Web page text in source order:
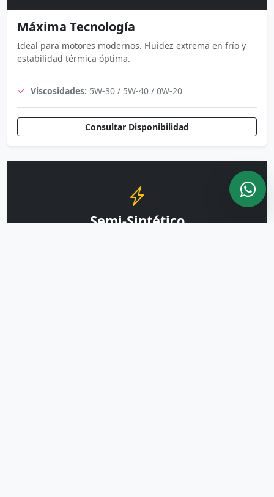
Máxima Tecnología
Ideal para motores modernos. Fluidez extrema en frío y
estabilidad térmica óptima.
Viscosidades: 5W-30 / 5W-40 / 0W-20
Consultar Disponibilidad
Semi-Sintético